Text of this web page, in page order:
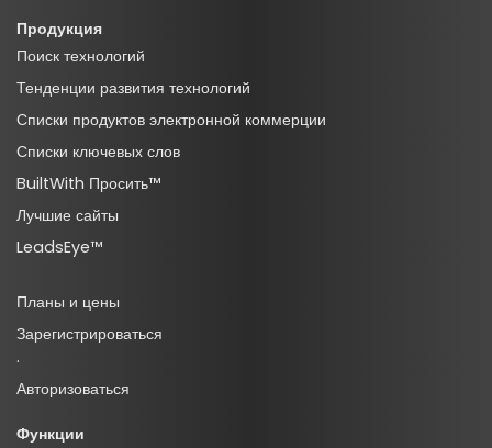
Продукция
Поиск технологий
Тенденции развития технологий
Списки продуктов электронной коммерции
Списки ключевых слов
BuiltWith Просить™
Лучшие сайты
LeadsEye™
Планы и цены
Зарегистрироваться
·
Авторизоваться
Функции